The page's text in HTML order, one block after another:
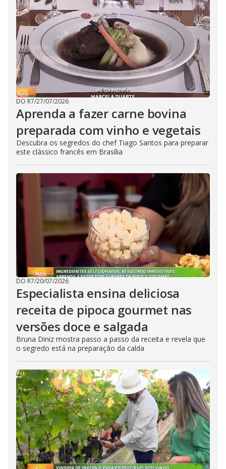
DO R7/27/07/2026
Aprenda a fazer carne bovina
preparada com vinho e vegetais
Descubra os segredos do chef Tiago Santos para preparar
este clássico francês em Brasília
DO R7/20/07/2026
Especialista ensina deliciosa
receita de pipoca gourmet nas
versões doce e salgada
Bruna Diniz mostra passo a passo da receita e revela que
o segredo está na preparação da calda